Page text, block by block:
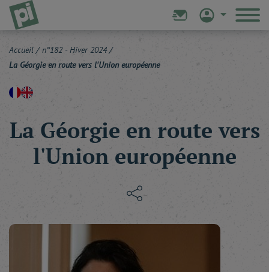
Accueil / n°182 - Hiver 2024/
La Géorgie en route vers l'Union européenne
La Géorgie en route vers
l'Union européenne